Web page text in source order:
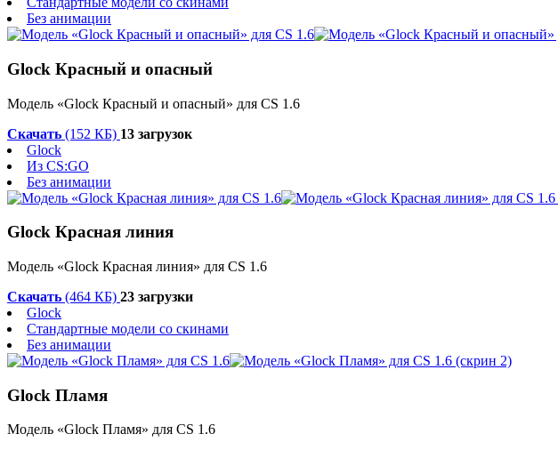
Без анимации
Glock Красный и опасный
Модель «Glock Красный и опасный» для CS 1.6
Скачать (152 КБ) 13 загрузок
Glock
Из CS:GO
Без анимации
Glock Красная линия
Модель «Glock Красная линия» для CS 1.6
Скачать (464 КБ) 23 загрузки
Glock
Стандартные модели со скинами
Без анимации
Glock Пламя
Модель «Glock Пламя» для CS 1.6